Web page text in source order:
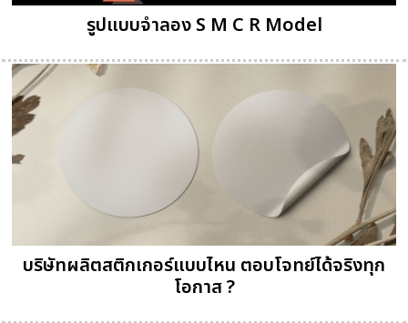
รูปแบบจำลอง S M C R Model
บริษัทผลิตสติกเกอร์แบบไหน ตอบโจทย์ได้จริงทุก
โอกาส ?